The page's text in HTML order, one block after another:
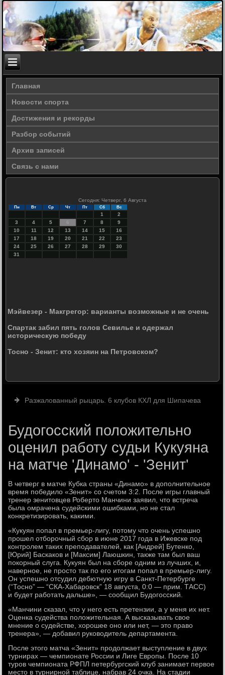
Главная
Новости спорта
Достижения и рекорды
Разбор событий
Архив записей
Связь с нами
Сегодня: Четверг, 6 Августа
Пн Вт Ср Чт Пт Сб Вс
1
2
3
4 5 6 7 8
9
10
11 12 13 14 15
16
17
18 19 20 21 22
23
24
25 26 27 28 29
30
31
Мэйвезер - Макгрегор: варианты возможные и не очень
Спартак забил пять голов Севилье и одержал
историческую победу
Тосно - Зенит: кто хозяин на Петровском?
Разжалованный рыцарь. 6 клубов КХЛ для Шипачева
Будогосский положительно
оценил работу судьи Кукуяна
на матче 'Динамо' - 'Зенит'
В четверг в матче Кубка страны «Динамо» в дополнительное
время победило «Зенит» со счетом 3:2. После игры главный
тренер зенитовцев Роберто Манчини заявил, что встреча
была омрачена судейскими ошибками, но не стал
конкретизировать, какими.
«Кукуян попал в премьер-лигу, потому что очень успешно
прошел отборочный сбор в июне 2017 года в Ижевске под
контролем таких преподавателей, как [Андрей] Бутенко,
[Юрий] Баскаков и [Максим] Лаюшкин, также там был ваш
покорный слуга. Кукуян был на сборе одним из лучших, и,
наверное, не просто так по его итогам попал в премьер-лигу.
Он успешно отсудил дебютную игру в Санкт-Петербурге
(“Тосно” — “СКА-Хабаровск” 18 августа, 0:0 — прим. ТАСС)
и будет работать дальше», — сообщил Будогосский.
«Манчини сказал, что у него есть претензии, а у меня их нет.
Оценка судейства положительная. А высказывать свое
мнение о судействе, хорошее оно или нет, — это право
тренера», — добавил руководитель департамента.
После этого матча «Зенит» продолжает выступление в двух
турнирах — чемпионате России и Лиге Европы. После 10
туров чемпионата РФПЛ петербургский клуб занимает первое
место в турнирной таблице, набрав 24 очка. На стадии